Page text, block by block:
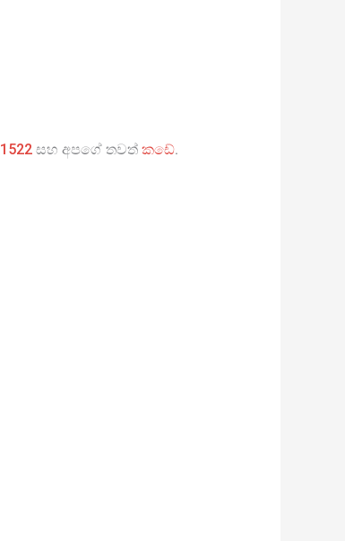
1522 සහ අපගේ තවත් කඩේ.